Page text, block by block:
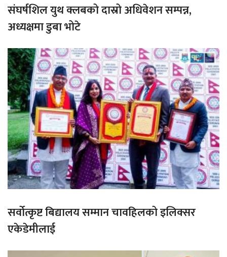
संघर्षशिल युथ क्लबको दास्रो अधिवेशन सम्पन्न,
अध्यक्षमा डुबा भोटे
सर्वोत्कृष्ट बिद्यालय सम्मान चावहिलको इलिक्सर
एकेडेमीलाई